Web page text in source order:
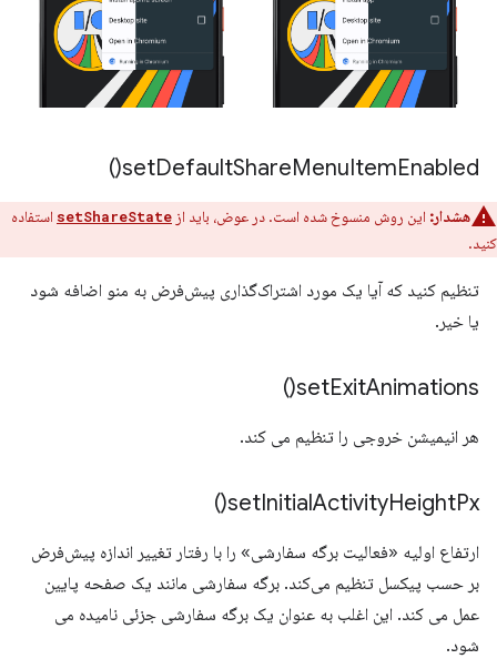
setDefaultShareMenuItemEnabled(
)
هشدار: این روش منسوخ شده است. در عوض، باید از setShareState استفاده
کنید.
تنظیم کنید که آیا یک مورد اشتراک‌گذاری پیش‌فرض به منو اضافه شود
یا خیر.
setExitAnimations(
)
هر انیمیشن خروجی را تنظیم می کند.
setInitialActivityHeightPx(
)
ارتفاع اولیه «فعالیت برگه سفارشی» را با رفتار تغییر اندازه پیش‌فرض
بر حسب پیکسل تنظیم می‌کند. برگه سفارشی مانند یک صفحه پایین
عمل می کند. این اغلب به عنوان یک برگه سفارشی جزئی نامیده می
شود.